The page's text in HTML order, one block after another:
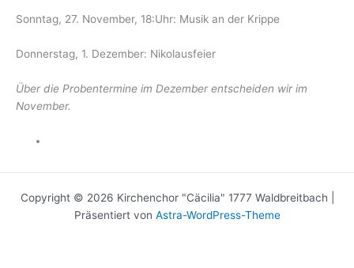
Sonntag, 27. November, 18:Uhr: Musik an der Krippe
Donnerstag, 1. Dezember: Nikolausfeier
Über die Probentermine im Dezember entscheiden wir im
November.
Copyright © 2026 Kirchenchor "Cäcilia" 1777 Waldbreitbach |
Präsentiert von Astra-WordPress-Theme